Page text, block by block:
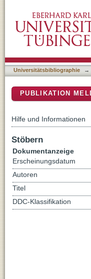
Universitätsbibliographie →
PUBLIKATION
Hilfe und Informationen
Stöbern
Dokumentanzeige
Erscheinungsdatum
Autoren
Titel
DDC-Klassifikation